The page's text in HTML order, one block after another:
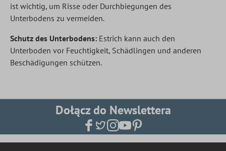
ist wichtig, um Risse oder Durchbiegungen des
Unterbodens zu vermeiden.
Schutz des Unterbodens: Estrich kann auch den
Unterboden vor Feuchtigkeit, Schädlingen und anderen
Beschädigungen schützen.
Dołącz do Newslettera